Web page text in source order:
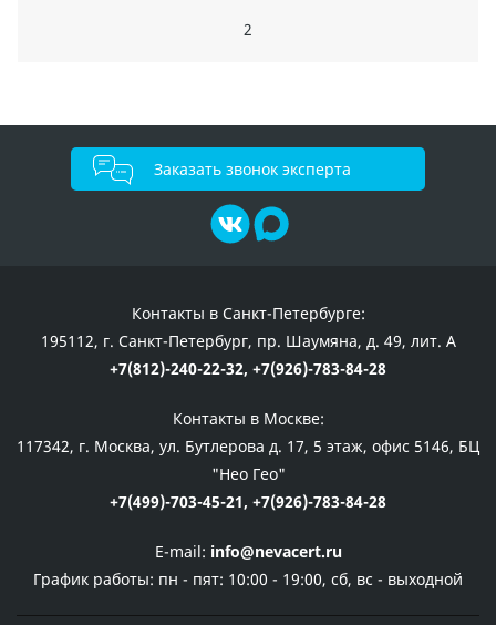
2
Заказать звонок эксперта
Контакты в Санкт-Петербурге:
195112, г. Санкт-Петербург, пр. Шаумяна, д. 49, лит. А
+7(812)-240-22-32, +7(926)-783-84-28
Контакты в Москве:
117342, г. Москва, ул. Бутлерова д. 17, 5 этаж, офис 5146, БЦ
"Нео Гео"
+7(499)-703-45-21, +7(926)-783-84-28
E-mail: info@nevacert.ru
График работы: пн - пят: 10:00 - 19:00, сб, вс - выходной